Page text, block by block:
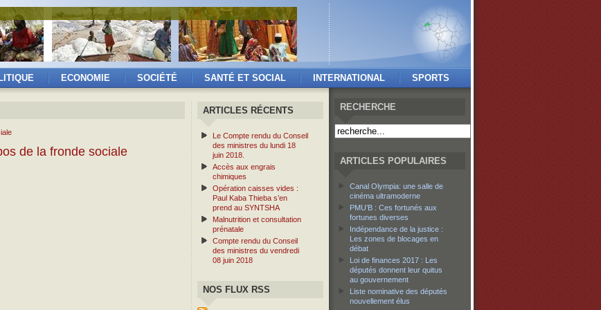
ECONOMIE SOCIÉTÉ SANTÉ ET SOCIAL INTERNATIONAL SPORTS
de la fronde sociale
ARTICLES RÉCENTS
Le Compte rendu du Conseil
des ministres du lundi 18
juin 2018.
Accès aux engrais
chimiques
Opération caisses vides :
Paul Kaba Thieba s’en
prend au SYNTSHA
Malnutrition et consultation
prénatale
Compte rendu du Conseil
des ministres du vendredi
08 juin 2018
NOS FLUX RSS
RECHERCHE
ARTICLES POPULAIRES
Canal Olympia: une salle de
cinéma ultramoderne
PMU’B : Ces fortunés aux
fortunes diverses
Indépendance de la justice :
Les zones de blocages en
débat
Loi de finances 2017 : Les
députés donnent leur quitus
au gouvernement
Liste nominative des députés
nouvellement élus